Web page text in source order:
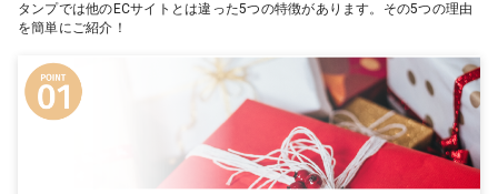
タンプでは他のECサイトとは違った5つの特徴があります。その5つの理由
を簡単にご紹介！